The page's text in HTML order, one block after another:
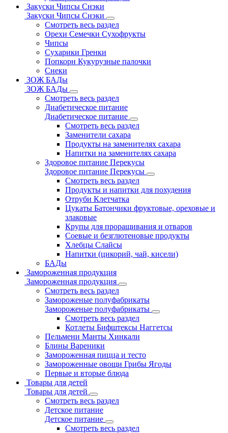
Закуски Чипсы Снэки
Закуски Чипсы Снэки
Смотреть весь раздел
Орехи Семечки Сухофрукты
Чипсы
Сухарики Гренки
Попкорн Кукурузные палочки
Снеки
ЗОЖ БАДы
ЗОЖ БАДы
Смотреть весь раздел
Диабетическое питание
Диабетическое питание
Смотреть весь раздел
Заменители сахара
Продукты на заменителях сахара
Напитки на заменителях сахара
Здоровое питание Перекусы
Здоровое питание Перекусы
Смотреть весь раздел
Продукты и напитки для похудения
Отруби Клетчатка
Цукаты Батончики фруктовые, ореховые и
злаковые
Крупы для проращивания и отваров
Соевые и безглютеновые продукты
Хлебцы Слайсы
Напитки (цикорий, чай, кисели)
БАДы
Замороженная продукция
Замороженная продукция
Смотреть весь раздел
Замороженые полуфабрикаты
Замороженые полуфабрикаты
Смотреть весь раздел
Котлеты Бифштексы Наггетсы
Пельмени Манты Хинкали
Блины Вареники
Замороженная пицца и тесто
Замороженные овощи Грибы Ягоды
Первые и вторые блюда
Товары для детей
Товары для детей
Смотреть весь раздел
Детское питание
Детское питание
Смотреть весь раздел